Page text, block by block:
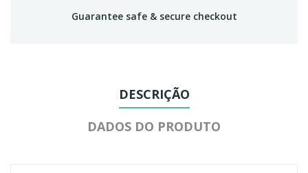
Guarantee safe & secure checkout
DESCRIÇÃO
DADOS DO PRODUTO